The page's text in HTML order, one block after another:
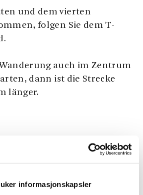
informasjonskapsler
und dem vierten
folgen Sie dem T-
auch im Zentrum
dann ist die Strecke
länger.
Go-Kart- und
bevor es über den Fluss
passieren.
Weg)